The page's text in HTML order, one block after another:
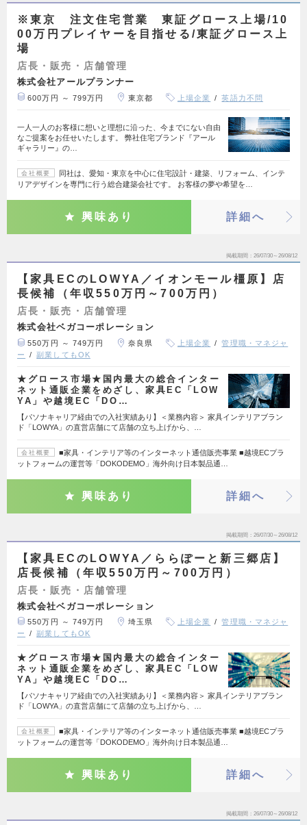
※東京 注文住宅営業 東証グロース上場/10
00万円プレイヤーを目指せる/東証グロース上
場
店長・販売・店舗管理
株式会社アールプランナー
600万円 ～ 799万円 東京都 上場企業 英語力不問
一人一人のお客様に想いと理想に沿った、今までにない自由
なご提案をお任せいたします。 弊社住宅ブランド『アール
ギャラリー』の…
会社概要
同社は、愛知・東京を中心に住宅設計・建築、リフォーム、インテ
リアデザインを専門に行う総合建築会社です。 お客様の夢や希望を…
興味あり 詳細へ
掲載期間 26/07/30～26/08/12
【家具ECのLOWYA／イオンモール橿原】店
長候補（年収550万円～700万円）
店長・販売・店舗管理
株式会社ベガコーポレーション
550万円 ～ 749万円 奈良県 上場企業
管理職・マネジャ
ー
副業してもOK
★グロース市場★国内最大の総合インター
ネット通販企業をめざし、家具EC「LOW
YA」や越境EC「DO…
【パソナキャリア経由での入社実績あり】＜業務内容＞ 家具インテリアブラン
ド「LOWYA」の直営店舗にて店舗の立ち上げから、…
会社概要
■家具・インテリア等のインターネット通信販売事業 ■越境ECプラ
ットフォームの運営等「DOKODEMO」海外向け日本製品通…
興味あり 詳細へ
掲載期間 26/07/30～26/08/12
【家具ECのLOWYA／ららぽーと新三郷店】
店長候補（年収550万円～700万円）
店長・販売・店舗管理
株式会社ベガコーポレーション
550万円 ～ 749万円 埼玉県 上場企業
管理職・マネジャ
ー
副業してもOK
★グロース市場★国内最大の総合インター
ネット通販企業をめざし、家具EC「LOW
YA」や越境EC「DO…
【パソナキャリア経由での入社実績あり】＜業務内容＞ 家具インテリアブラン
ド「LOWYA」の直営店舗にて店舗の立ち上げから、…
会社概要
■家具・インテリア等のインターネット通信販売事業 ■越境ECプラ
ットフォームの運営等「DOKODEMO」海外向け日本製品通…
興味あり 詳細へ
掲載期間 26/07/30～26/08/12